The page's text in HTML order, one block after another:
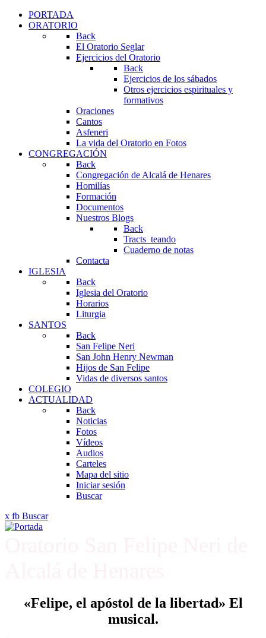
PORTADA
ORATORIO
Back
El Oratorio Seglar
Ejercicios del Oratorio
Back
Ejercicios de los sábados
Otros ejercicios espirituales y
formativos
Oraciones
Cantos
Asfeneri
La vida del Oratorio en Fotos
CONGREGACIÓN
Back
Congregación de Alcalá de Henares
Homilías
Formación
Documentos
Nuestros Blogs
Back
Tracts_teando
Cuaderno de notas
Contacta
IGLESIA
Back
Iglesia del Oratorio
Horarios
Liturgia
SANTOS
Back
San Felipe Neri
San John Henry Newman
Hijos de San Felipe
Vidas de diversos santos
COLEGIO
ACTUALIDAD
Back
Noticias
Fotos
Vídeos
Audios
Carteles
Mapa del sitio
Iniciar sesión
Buscar
x fb Buscar
«Felipe, el apóstol de la libertad» El
musical.